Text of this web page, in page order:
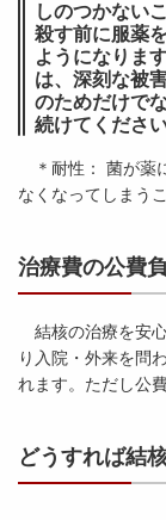
しのつかない
殺す前に服薬
ようになりま
は、深刻な被
のためだけで
続けてください
＊耐性： 菌が薬
なくなってしまうこ
治療費の公費
結核の治療を安
り入院・外来を問
れます。ただし公
どうすれば結